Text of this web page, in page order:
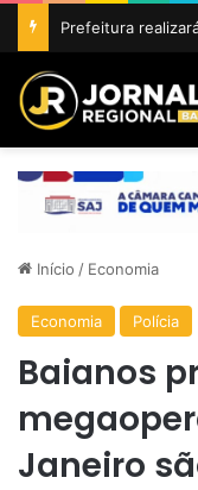
Início / Economia
Economia Polícia
Baianos
Janeiro